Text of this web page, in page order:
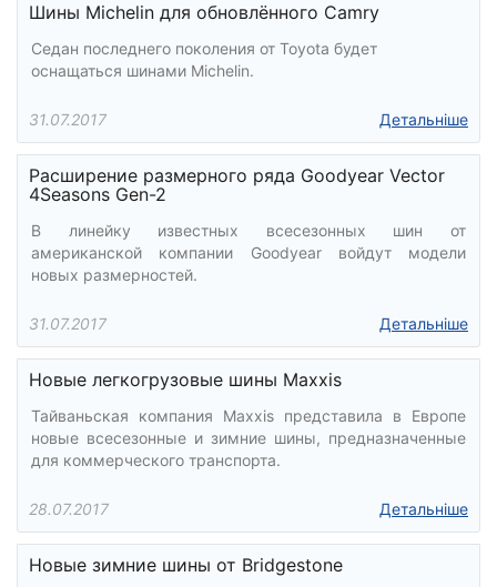
Шины Michelin для обновлённого Camry
Седан последнего поколения от Toyota будет
оснащаться шинами Michelin.
31.07.2017 Детальніше
Расширение размерного ряда Goodyear Vector
4Seasons Gen-2
В линейку известных всесезонных шин от
американской компании Goodyear войдут модели
новых размерностей.
31.07.2017 Детальніше
Новые легкогрузовые шины Maxxis
Тайваньская компания Maxxis представила в Европе
новые всесезонные и зимние шины, предназначенные
для коммерческого транспорта.
28.07.2017 Детальніше
Новые зимние шины от Bridgestone